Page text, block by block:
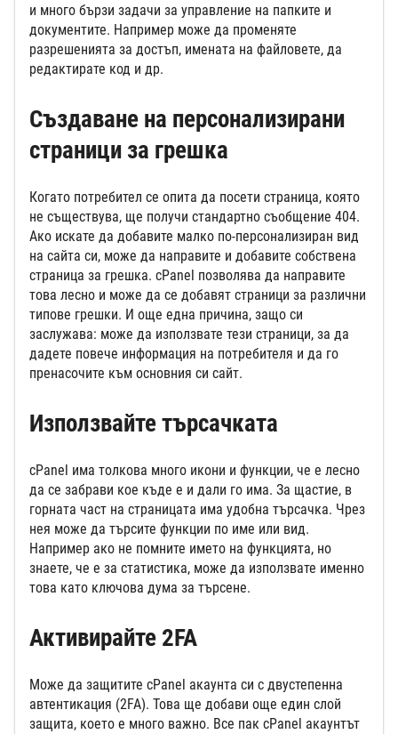
и много бързи задачи за управление на папките и
документите. Например може да променяте
разрешенията за достъп, имената на файловете, да
редактирате код и др.
Създаване на персонализирани
страници за грешка
Когато потребител се опита да посети страница, която
не съществува, ще получи стандартно съобщение 404.
Ако искате да добавите малко по-персонализиран вид
на сайта си, може да направите и добавите собствена
страница за грешка. cPanel позволява да направите
това лесно и може да се добавят страници за различни
типове грешки. И още една причина, защо си
заслужава: може да използвате тези страници, за да
дадете повече информация на потребителя и да го
пренасочите към основния си сайт.
Използвайте търсачката
cPanel има толкова много икони и функции, че е лесно
да се забрави кое къде е и дали го има. За щастие, в
горната част на страницата има удобна търсачка. Чрез
нея може да търсите функции по име или вид.
Например ако не помните името на функцията, но
знаете, че е за статистика, може да използвате именно
това като ключова дума за търсене.
Активирайте 2FA
Може да защитите cPanel акаунта си с двустепенна
автентикация (2FA). Това ще добави още един слой
защита, което е много важно. Все пак cPanel акаунтът